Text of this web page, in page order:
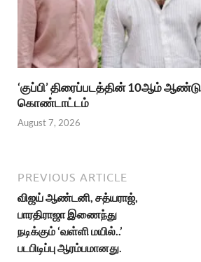
‘குப்பி’ திரைப்படத்தின் 10ஆம் ஆண்டு
கொண்டாட்டம்
August 7, 2026
PREVIOUS ARTICLE
விஜய் ஆண்டனி, சத்யராஜ்,
பாரதிராஜா இணைந்து
நடிக்கும் ‘வள்ளி மயில்..’
படபிடிப்பு ஆரம்பமானது.